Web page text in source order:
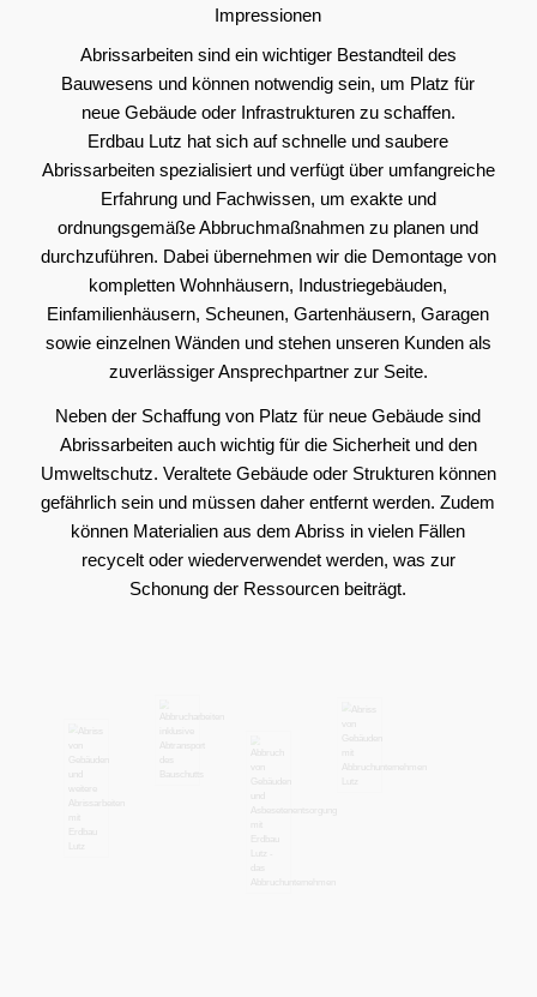
Impressionen
Abrissarbeiten sind ein wichtiger Bestandteil des
Bauwesens und können notwendig sein, um Platz für
neue Gebäude oder Infrastrukturen zu schaffen.
Erdbau Lutz hat sich auf schnelle und saubere
Abrissarbeiten spezialisiert und verfügt über umfangreiche
Erfahrung und Fachwissen, um exakte und
ordnungsgemäße Abbruchmaßnahmen zu planen und
durchzuführen. Dabei übernehmen wir die Demontage von
kompletten Wohnhäusern, Industriegebäuden,
Einfamilienhäusern, Scheunen, Gartenhäusern, Garagen
sowie einzelnen Wänden und stehen unseren Kunden als
zuverlässiger Ansprechpartner zur Seite.
Neben der Schaffung von Platz für neue Gebäude sind
Abrissarbeiten auch wichtig für die Sicherheit und den
Umweltschutz. Veraltete Gebäude oder Strukturen können
gefährlich sein und müssen daher entfernt werden. Zudem
können Materialien aus dem Abriss in vielen Fällen
recycelt oder wiederverwendet werden, was zur
Schonung der Ressourcen beiträgt.